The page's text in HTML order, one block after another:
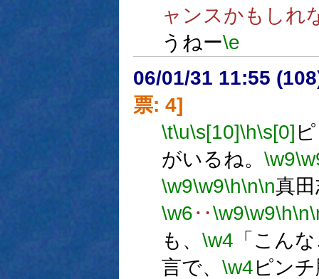
ャンスかもしれ
うねー\e
06/01/31 11:55
票: 4]
\t\u\s[10]\h\s[0]
がいるね。 \w9
\w9\w9\h\n\n真
\w6‥\w9\w9\h\n
も、 \w4 「こん
言で、 \w4ピン